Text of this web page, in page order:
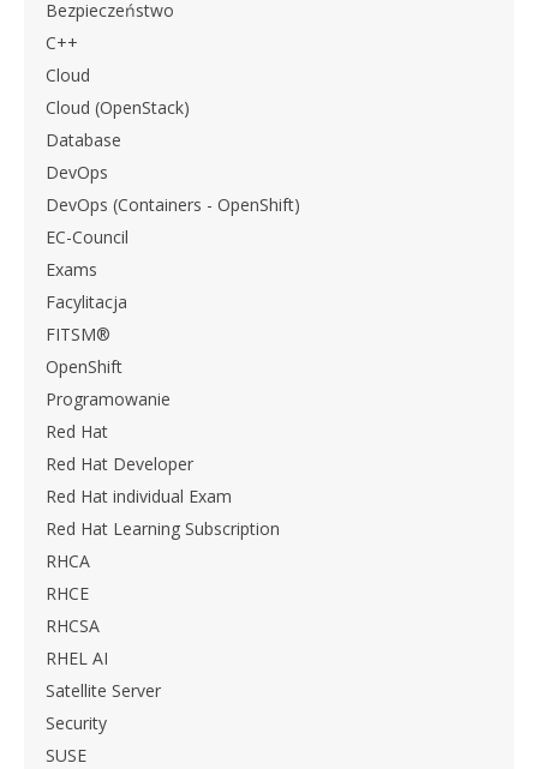
Bezpieczeństwo
C++
Cloud
Cloud (OpenStack)
Database
DevOps
DevOps (Containers - OpenShift)
EC-Council
Exams
Facylitacja
FITSM®
OpenShift
Programowanie
Red Hat
Red Hat Developer
Red Hat individual Exam
Red Hat Learning Subscription
RHCA
RHCE
RHCSA
RHEL AI
Satellite Server
Security
SUSE